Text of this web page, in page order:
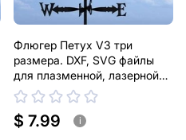
Флюгер Петух V3 три
размера. DXF, SVG файлы
для плазменной, лазерной
резки
$ 7.99 i